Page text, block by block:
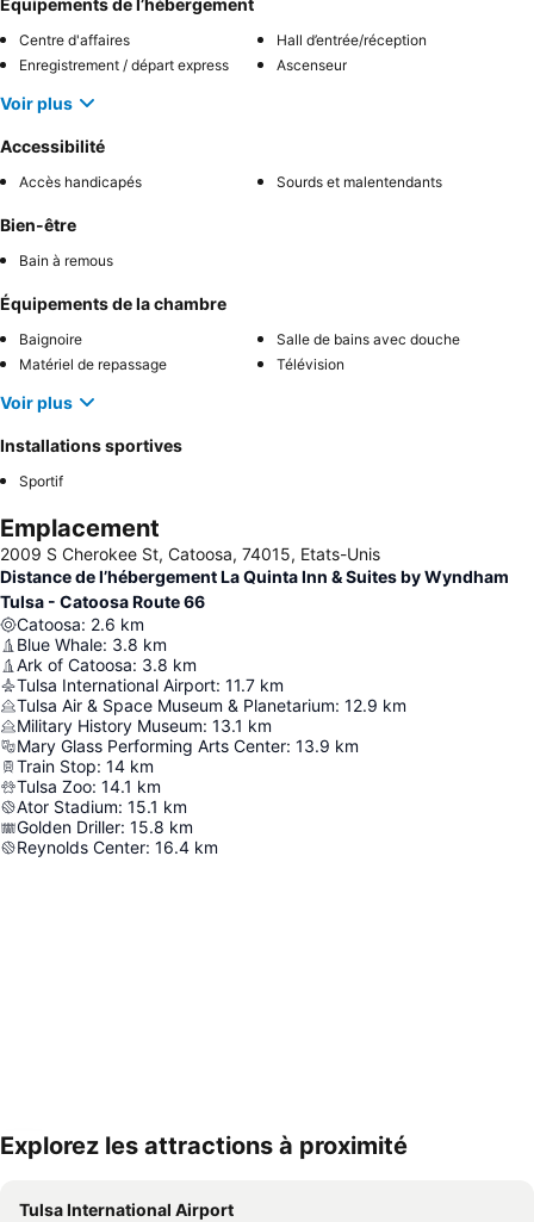
Équipements de l’hébergement
Centre d'affaires
Hall d’entrée/réception
Enregistrement / départ express
Ascenseur
Voir plus
Accessibilité
Accès handicapés Sourds et malentendants
Bien-être
Bain à remous
Équipements de la chambre
Baignoire
Salle de bains avec douche
Matériel de repassage
Télévision
Voir plus
Installations sportives
Sportif
Emplacement
2009 S Cherokee St, Catoosa, 74015, Etats-Unis
Distance de l’hébergement La Quinta Inn & Suites by Wyndham
Tulsa - Catoosa Route 66
Catoosa: 2.6 km
Blue Whale: 3.8 km
Ark of Catoosa: 3.8 km
Tulsa International Airport: 11.7 km
Tulsa Air & Space Museum & Planetarium: 12.9 km
Military History Museum: 13.1 km
Mary Glass Performing Arts Center: 13.9 km
Train Stop: 14 km
Tulsa Zoo: 14.1 km
Ator Stadium: 15.1 km
Golden Driller: 15.8 km
Reynolds Center: 16.4 km
Explorez les attractions à proximité
Tulsa International Airport